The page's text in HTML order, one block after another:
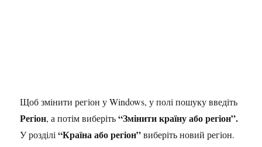
Щоб змінити регіон у Windows, у полі пошуку введіть
Регіон, а потім виберіть“Змінити країну або регіон”.
У розділі“Країна або регіон”виберіть новий регіон.